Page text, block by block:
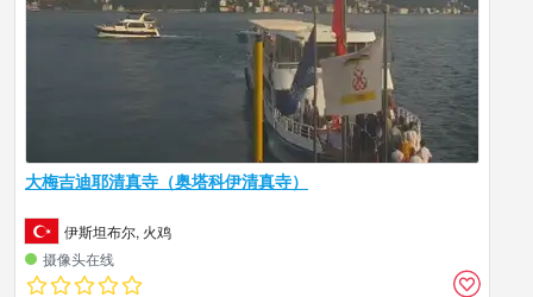
大梅吉迪耶清真寺（奥塔科伊清真寺）
伊斯坦布尔, 火鸡
摄像头在线